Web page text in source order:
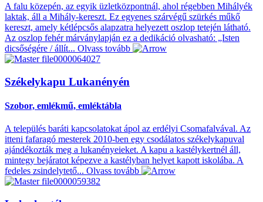
A falu közepén, az egyik üzletközpontnál, ahol régebben Mihályék
laktak, áll a Mihály-kereszt. Ez egyenes szárvégű szürkés műkő
kereszt, amely kétlépcsős alapzatra helyezett oszlop tetején látható.
Az oszlop fehér márványlapján ez a dedikáció olvasható: „Isten
dicsőségére / állít... Olvass tovább
Székelykapu Lukanényén
Szobor, emlékmű, emléktábla
A település baráti kapcsolatokat ápol az erdélyi Csomafalvával. Az
itteni fafaragó mesterek 2010-ben egy csodálatos székelykapuval
ajándékozták meg a lukanényeieket. A kapu a kastélykertnél áll,
mintegy bejáratot képezve a kastélyban helyet kapott iskolába. A
fedeles zsindelytető... Olvass tovább